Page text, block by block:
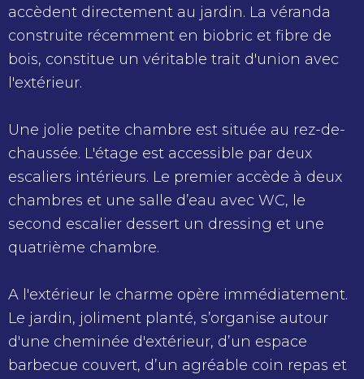
accèdent directement au jardin. La véranda
construite récemment en biobric et fibre de
bois, constitue un véritable trait d'union avec
l'extérieur.
Une jolie petite chambre est située au rez-de-
chaussée. L'étage est accessible par deux
escaliers intérieurs. Le premier accède à deux
chambres et une salle d’eau avec WC, le
second escalier dessert un dressing et une
quatrième chambre.
A l'extérieur le charme opère immédiatement.
Le jardin, joliment planté, s’organise autour
d'une cheminée d'extérieur, d’un espace
barbecue couvert, d’un agréable coin repas et